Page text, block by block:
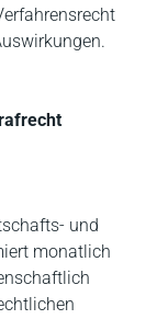
und
monatlich